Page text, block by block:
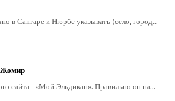
в Сангаре и Нюрбе указывать (село, город...
Жомир
сайта - «Мой Эльдикан». Правильно он на...